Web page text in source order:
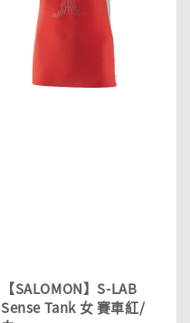
【SALOMON】S-LAB
Sense Tank 女 賽車紅/